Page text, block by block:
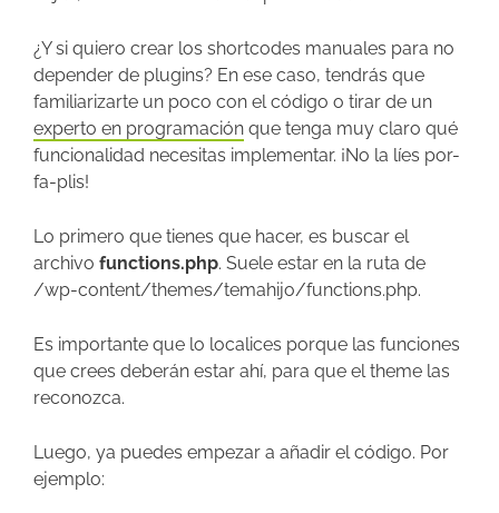
¿Y si quiero crear los shortcodes manuales para no
depender de plugins? En ese caso, tendrás que
familiarizarte un poco con el código o tirar de un
experto en programación que tenga muy claro qué
funcionalidad necesitas implementar. ¡No la líes por-
fa-plis!
Lo primero que tienes que hacer, es buscar el
archivo functions.php. Suele estar en la ruta de
/wp-content/themes/temahijo/functions.php.
Es importante que lo localices porque las funciones
que crees deberán estar ahí, para que el theme las
reconozca.
Luego, ya puedes empezar a añadir el código. Por
ejemplo: